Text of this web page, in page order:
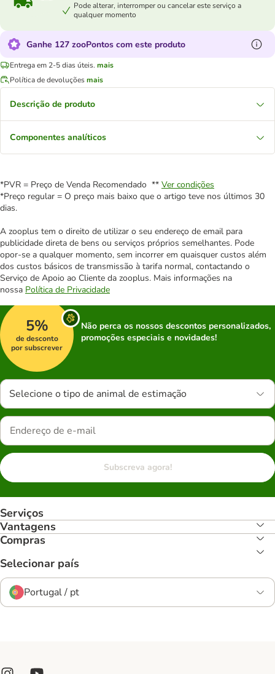
Pode alterar, interromper ou cancelar este serviço a
qualquer momento
Ganhe 127 zooPontos com este produto
Entrega em 2-5 dias úteis. mais
Política de devoluçõesmais
Descrição de produto
Componentes analíticos
*PVR = Preço de Venda Recomendado ** Ver condições
*Preço regular = O preço mais baixo que o artigo teve nos últimos 30
dias.
A zooplus tem o direito de utilizar o seu endereço de email para
publicidade direta de bens ou serviços próprios semelhantes. Pode
opor-se a qualquer momento, sem incorrer em quaisquer custos além
dos custos básicos de transmissão à tarifa normal, contactando o
Serviço de Apoio ao Cliente da zooplus. Mais informações na
nossa Política de Privacidade
5%
de desconto
por subscrever
Não perca os nossos descontos personalizados,
promoções especiais e novidades!
Selecione o tipo de animal de estimação
Subscreva agora!
Serviços
Vantagens
Compras
Selecionar país
Portugal / pt